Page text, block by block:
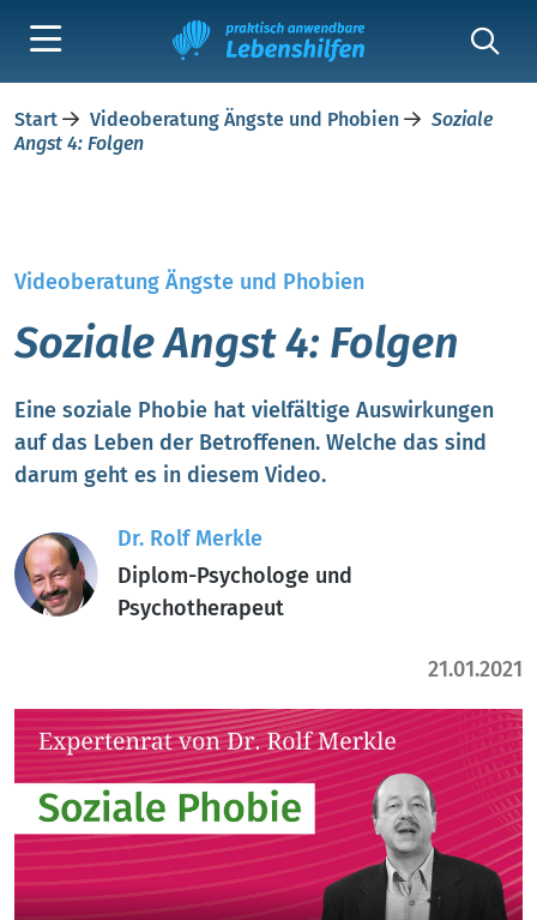
Start Videoberatung Ängste und Phobien
Soziale
Angst 4: Folgen
Videoberatung Ängste und Phobien
Soziale Angst 4: Folgen
Eine soziale Phobie hat vielfältige Auswirkungen
auf das Leben der Betroffenen. Welche das sind
darum geht es in diesem Video.
Dr. Rolf Merkle
Diplom-Psychologe und
Psychotherapeut
21.01.2021